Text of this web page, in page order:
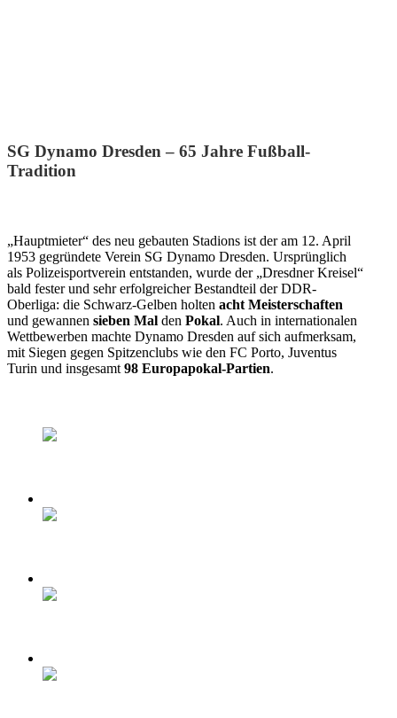
SG Dynamo Dresden – 65 Jahre Fußball-
Tradition
„Hauptmieter“ des neu gebauten Stadions ist der am 12. April
1953 gegründete Verein SG Dynamo Dresden. Ursprünglich
als Polizeisportverein entstanden, wurde der „Dresdner Kreisel“
bald fester und sehr erfolgreicher Bestandteil der DDR-
Oberliga: die Schwarz-Gelben holten acht Meisterschaften
und gewannen sieben Mal den Pokal. Auch in internationalen
Wettbewerben machte Dynamo Dresden auf sich aufmerksam,
mit Siegen gegen Spitzenclubs wie den FC Porto, Juventus
Turin und insgesamt98 Europapokal-Partien.